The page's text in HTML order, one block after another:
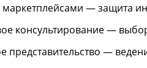
— защита
консультирование —
представительство —